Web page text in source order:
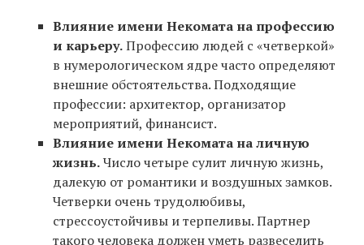
Влияние имени Некомата на профессию
и карьеру.Профессию людей с «четверкой»
в нумерологическом ядре часто определяют
внешние обстоятельства. Подходящие
профессии: архитектор, организатор
мероприятий, финансист.
Влияние имени Некомата на личную
жизнь.Число четыре сулит личную жизнь,
далекую от романтики и воздушных замков.
Четверки очень трудолюбивы,
стрессоустойчивы и терпеливы. Партнер
такого человека должен уметь развеселить